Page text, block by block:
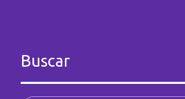
Buscar